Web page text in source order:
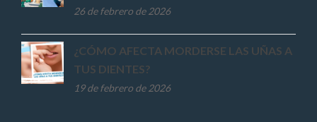
26 de febrero de 2026
¿CÓMO AFECTA MORDERSE LAS UÑAS A
TUS DIENTES?
19 de febrero de 2026